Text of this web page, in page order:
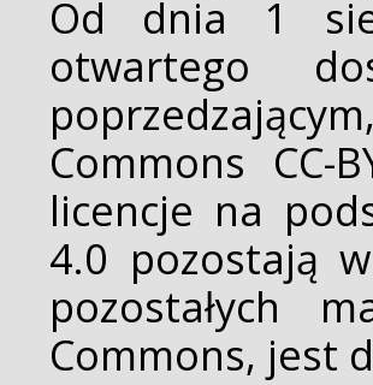
Od dnia 1
otwartego
Commons CC-
licencje na
4.0 pozostają
pozostałych
Commons, jest